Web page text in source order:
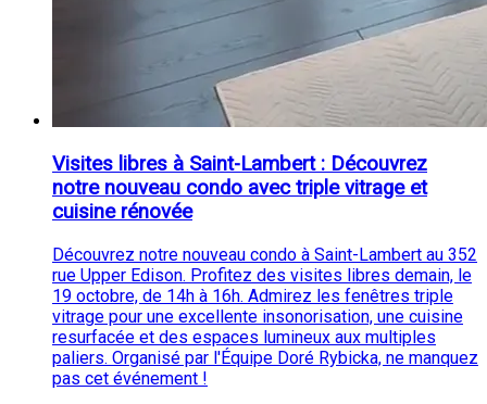
Visites libres à Saint-Lambert : Découvrez
notre nouveau condo avec triple vitrage et
cuisine rénovée
Découvrez notre nouveau condo à Saint-Lambert au 352
rue Upper Edison. Profitez des visites libres demain, le
19 octobre, de 14h à 16h. Admirez les fenêtres triple
vitrage pour une excellente insonorisation, une cuisine
resurfacée et des espaces lumineux aux multiples
paliers. Organisé par l'Équipe Doré Rybicka, ne manquez
pas cet événement !